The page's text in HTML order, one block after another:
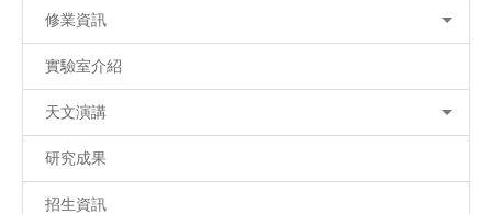
修業資訊
實驗室介紹
天文演講
研究成果
招生資訊